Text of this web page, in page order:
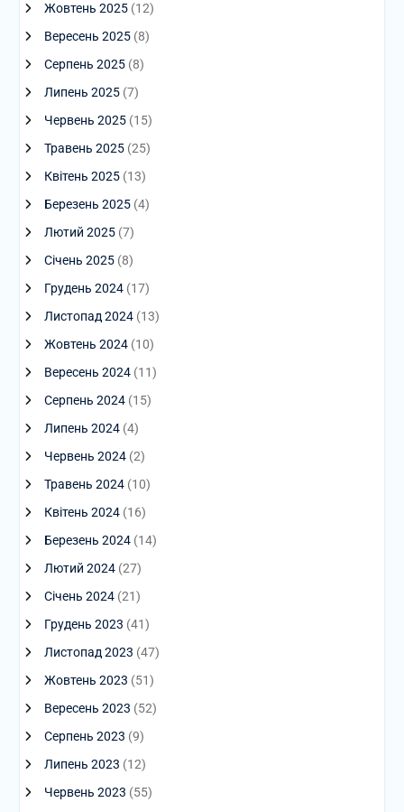
Жовтень 2025(12)
Вересень 2025(8)
Серпень 2025(8)
Липень 2025(7)
Червень 2025(15)
Травень 2025(25)
Квітень 2025(13)
Березень 2025(4)
Лютий 2025(7)
Січень 2025(8)
Грудень 2024(17)
Листопад 2024(13)
Жовтень 2024(10)
Вересень 2024(11)
Серпень 2024(15)
Липень 2024(4)
Червень 2024(2)
Травень 2024(10)
Квітень 2024(16)
Березень 2024(14)
Лютий 2024(27)
Січень 2024(21)
Грудень 2023 (41)
Листопад 2023 (47)
Жовтень 2023 (51)
Вересень 2023 (52)
Серпень 2023 (9)
Липень 2023 (12)
Червень 2023 (55)